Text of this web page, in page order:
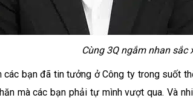
Cùng 3Q ngắm nhan
các bạn đã tin tưởng ở Công ty trong suốt
mà các bạn phải tự mình vượt qua. Và